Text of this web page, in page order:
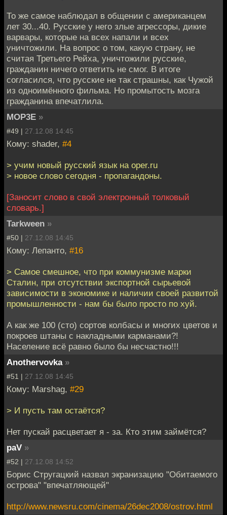
То же самое наблюдал в общении с американцем
лет 30...40. Русские у него злые агрессоры, дикие
варвары, которые на всех напали и всех
уничтожили. На вопрос о том, какую страну, не
считая Третьего Рейха, уничтожили русские,
гражданин ничего ответить не смог. В итоге
согласился, что русские не так страшны, как Чужой
из одноимённого фильма. Но промытость мозга
гражданина впечатлила.
MOP3E »
#49 | 27.12.08 14:45
Кому: shader, #4
> учим новый русский язык на oper.ru
> новое слово сегодня - пропагандоны.
[Заносит слово в свой электронный толковый
словарь.]
Tarkween »
#50 | 27.12.08 14:45
Кому: Лепанто, #16
> Самое смешное, что при коммунизме марки
Сталин, при отсутствии экспортной сырьевой
зависимости в экономике и наличии своей развитой
промышленности - нам бы было просто по хуй.
А как же 100 (сто) сортов колбасы и многих цветов и
покроев штаны с накладными карманами?!
Население всё равно было бы несчастно!!!
Anothervovka »
#51 | 27.12.08 14:45
Кому: Marshag, #29
> И пусть там остаётся?
Нет пускай расцветает я - за. Кто этим займётся?
paV »
#52 | 27.12.08 14:52
Борис Стругацкий назвал экранизацию "Обитаемого
острова" "впечатляющей"
http://www.newsru.com/cinema/26dec2008/ostrov.html